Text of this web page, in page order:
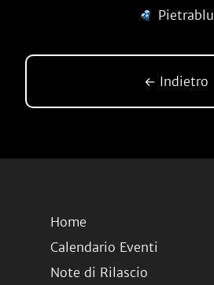
Pietrablu
← Indietro
Home
Calendario Eventi
Note di Rilascio